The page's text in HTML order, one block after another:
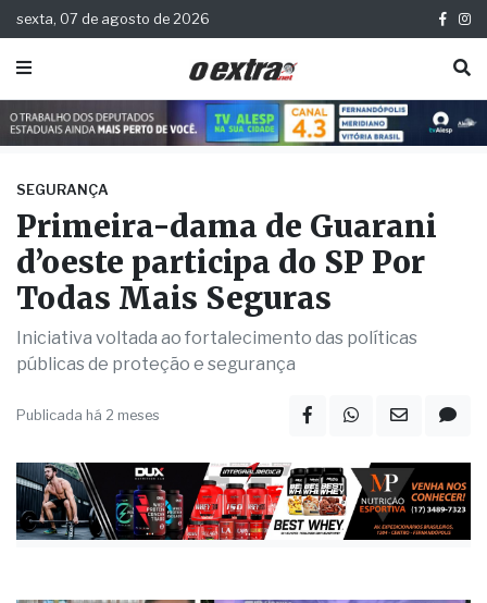
sexta, 07 de agosto de 2026
SEGURANÇA
Primeira-dama de Guarani
d’oeste participa do SP Por
Todas Mais Seguras
Iniciativa voltada ao fortalecimento das políticas
públicas de proteção e segurança
Publicada há 2 meses